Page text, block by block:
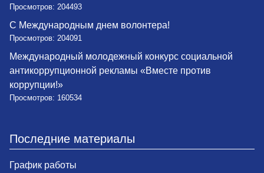
Просмотров: 204493
С Международным днем волонтера!
Просмотров: 204091
Международный молодежный конкурс социальной
антикоррупционной рекламы «Вместе против
коррупции!»
Просмотров: 160534
Последние материалы
График работы